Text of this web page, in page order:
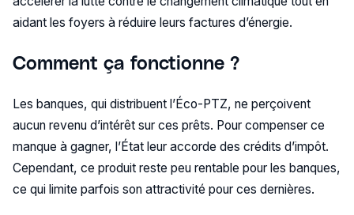
aidant les foyers à réduire leurs factures d’énergie.
Comment ça fonctionne ?
Les banques, qui distribuent l’Éco-PTZ, ne perçoivent
aucun revenu d’intérêt sur ces prêts. Pour compenser ce
manque à gagner, l’État leur accorde des crédits d’impôt.
Cependant, ce produit reste peu rentable pour les banques,
ce qui limite parfois son attractivité pour ces dernières.